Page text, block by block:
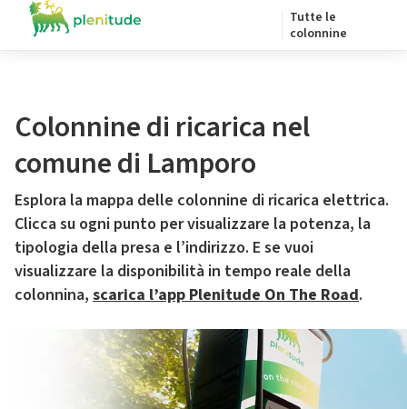
Tutte le
colonnine
Colonnine di ricarica nel
comune di Lamporo
Esplora la mappa delle colonnine di ricarica elettrica.
Clicca su ogni punto per visualizzare la potenza, la
tipologia della presa e l’indirizzo. E se vuoi
visualizzare la disponibilità in tempo reale della
colonnina, scarica l’app Plenitude On The Road.